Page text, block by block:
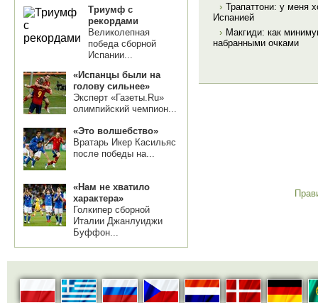
Триумф с
рекордами
Великолепная
победа сборной
Испании...
«Испанцы были на
голову сильнее»
Эксперт «Газеты.Ru»
олимпийский чемпион...
«Это волшебство»
Вратарь Икер Касильяс
после победы на...
«Нам не хватило
характера»
Голкипер сборной
Италии Джанлуиджи
Буффон...
› Трапаттони: у меня
Испанией
› Макгиди: как
набранными очками